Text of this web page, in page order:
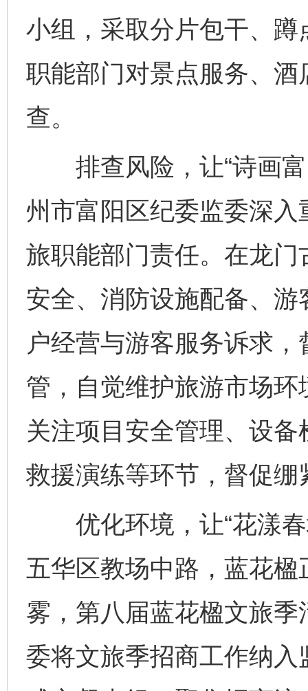
小组，采取分片包干、
职能部门对景点服务、
查。
排查风险，让“诗画富
州市富阳区纪委监委深
旅职能部门责任。在龙
安全、消防设施配备、
户经营与游客服务诉求
管，自觉维护旅游市场
关注项目安全管理、设
救援演练等环节，督促绷
优化环境，让“花漾春
五华区教场中路，蓝花
雾，第八届蓝花楹文旅
委将文旅季招商工作纳入